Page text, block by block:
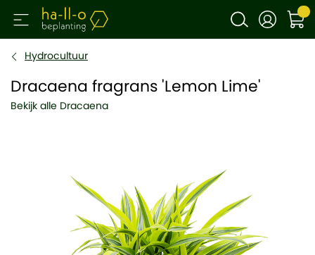
Hydrocultuur
Dracaena fragrans 'Lemon Lime'
Bekijk alle Dracaena